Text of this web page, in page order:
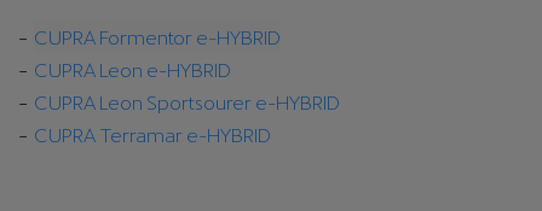
CUPRA Formentor e-HYBRID
CUPRA Leon e-HYBRID
CUPRA Leon Sportsourer e-HYBRID
CUPRA Terramar e-HYBRID